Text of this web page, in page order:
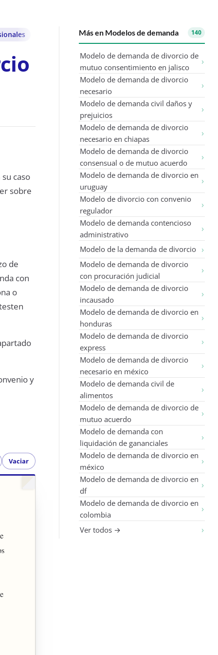
caso
sobre
de
con
o
y
Vaciar
Más en Modelos de demanda 140
Modelo de demanda de divorcio de
mutuo consentimiento en jalisco
Modelo de demanda de divorcio
necesario
Modelo de demanda civil daños y
prejuicios
Modelo de demanda de divorcio
necesario en chiapas
Modelo de demanda de divorcio
consensual o de mutuo acuerdo
Modelo de demanda de divorcio en
uruguay
Modelo de divorcio con convenio
regulador
Modelo de demanda contencioso
administrativo
Modelo de la demanda de divorcio
Modelo de demanda de divorcio
con procuración judicial
Modelo de demanda de divorcio
incausado
Modelo de demanda de divorcio en
honduras
Modelo de demanda de divorcio
express
Modelo de demanda de divorcio
necesario en méxico
Modelo de demanda civil de
alimentos
Modelo de demanda de divorcio de
mutuo acuerdo
Modelo de demanda con
liquidación de gananciales
Modelo de demanda de divorcio en
méxico
Modelo de demanda de divorcio en
df
Modelo de demanda de divorcio en
colombia
Ver todos →